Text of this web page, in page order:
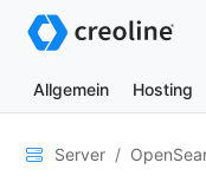
Allgemein Hosting
Allgemein
Server